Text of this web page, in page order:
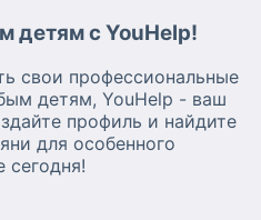
детям с YouHelp!
свои профессиональные
детям, YouHelp - ваш
профиль и найдите
для особенного
сегодня!